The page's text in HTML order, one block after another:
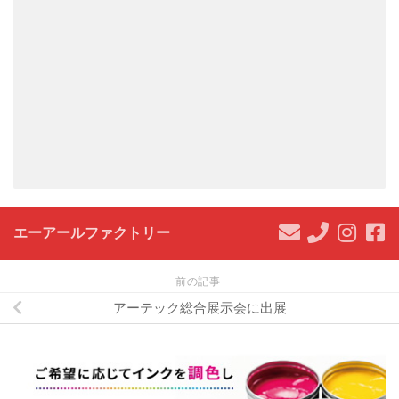
エーアールファクトリー
前の記事
アーテック総合展示会に出展